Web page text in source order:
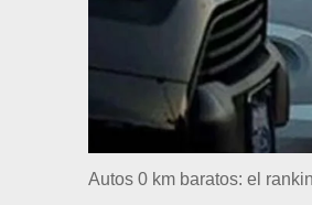
Autos 0 km baratos: el